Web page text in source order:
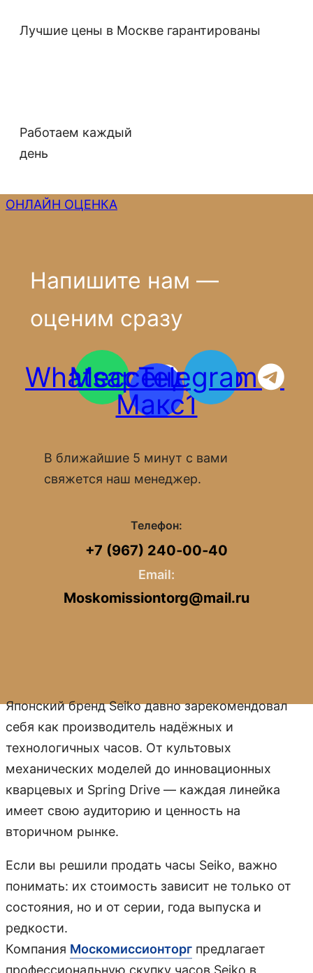
Лучшие цены в Москве гарантированы
Работаем каждый
день
ОНЛАЙН ОЦЕНКА
Напишите нам —
оценим сразу
Whatsapp
Мессенджер
Макс1
Telegram
В ближайшие 5 минут с вами
свяжется наш менеджер.
Телефон:
+7 (967) 240‑00‑40
Email:
Moskomissiontorg@mail.ru
Японский бренд Seiko давно зарекомендовал
себя как производитель надёжных и
технологичных часов. От культовых
механических моделей до инновационных
кварцевых и Spring Drive — каждая линейка
имеет свою аудиторию и ценность на
вторичном рынке.
Если вы решили продать часы Seiko, важно
понимать: их стоимость зависит не только от
состояния, но и от серии, года выпуска и
редкости.
Компания Москомиссионторг предлагает
профессиональную скупку часов Seiko в